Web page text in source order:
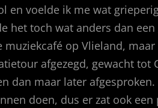
en voelde ik me wat
het toch wat anders dan
op Vlieland,
afgezegd, gewacht tot
dan maar later
doen, dus er zat ook